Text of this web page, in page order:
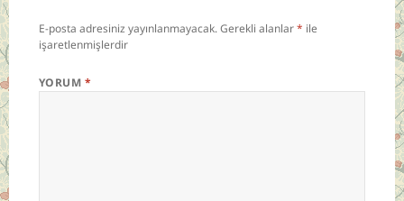
E-posta adresiniz yayınlanmayacak.Gerekli alanlar* ile
işaretlenmişlerdir
YORUM *